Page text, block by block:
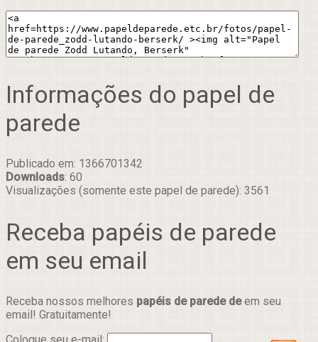
Informações do papel de
parede
Publicado em: 1366701342
Downloads: 60
Visualizações (somente este papel de parede): 3561
Receba papéis de parede
em seu email
Receba nossos melhores papéis de parede deem seu
email! Gratuitamente!